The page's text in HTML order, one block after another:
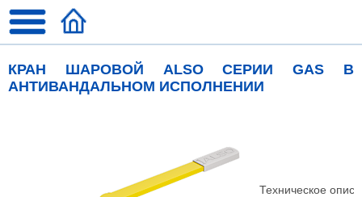
КРАН ШАРОВОЙ ALSO СЕРИИ GAS В
АНТИВАНДАЛЬНОМ ИСПОЛНЕНИИ
Техническое